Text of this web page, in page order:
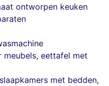
ontworpen keuken
meubels, eettafel met
met bedden,